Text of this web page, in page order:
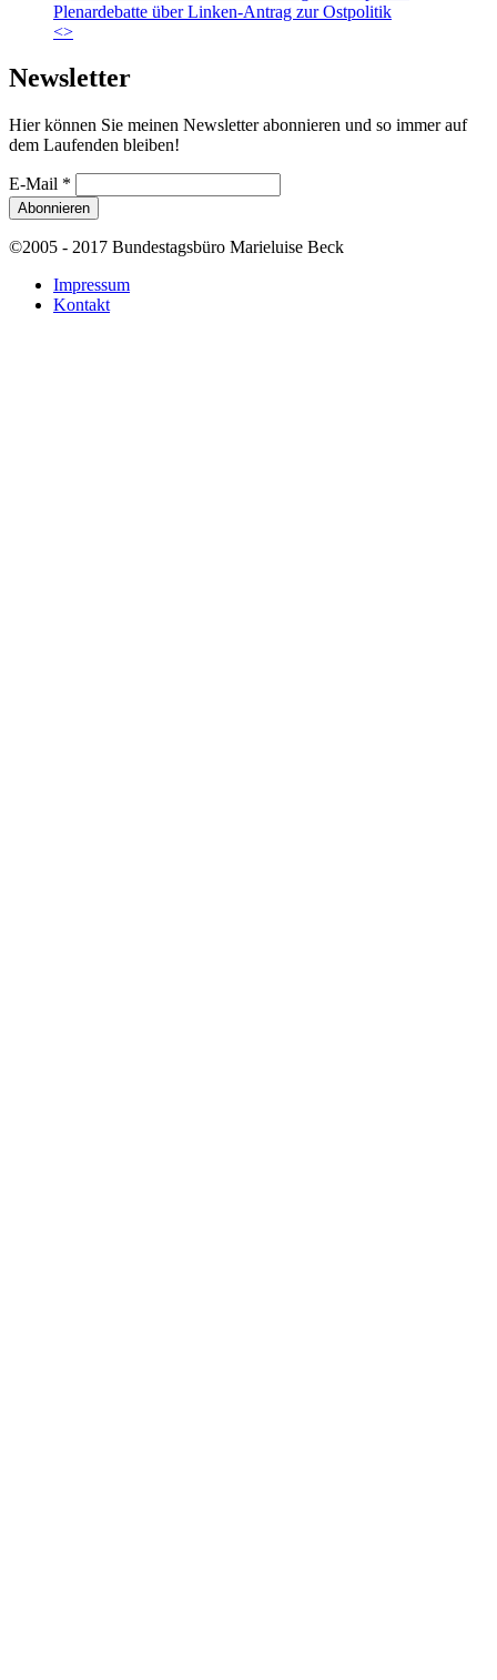
Plenardebatte über Linken-Antrag zur Ostpolitik
<>
Newsletter
Hier können Sie meinen Newsletter abonnieren und so immer auf
dem Laufenden bleiben!
E-Mail *
©2005 - 2017 Bundestagsbüro Marieluise Beck
Impressum
Kontakt